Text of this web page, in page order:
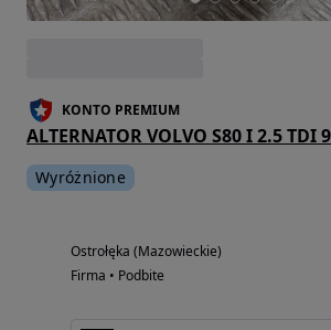
KONTO PREMIUM
ALTERNATOR VOLVO S80 I 2.5 TDI
Wyróżnione
Ostrołęka (Mazowieckie)
Firma • Podbite